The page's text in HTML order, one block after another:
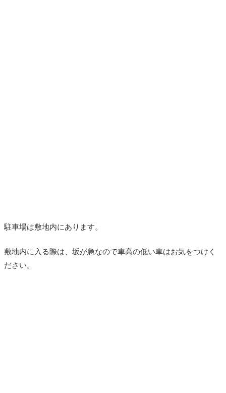
駐車場は敷地内にあります。
敷地内に入る際は、坂が急なので車高の低い車はお気をつけく
ださい。